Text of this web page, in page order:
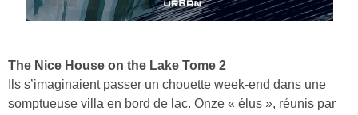
The Nice House on the Lake Tome 2
Ils s’imaginaient passer un chouette week-end dans une
somptueuse villa en bord de lac. Onze « élus », réunis par